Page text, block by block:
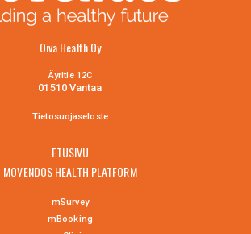
Oiva Health Oy
Äyritie 12C
01510 Vantaa
Tietosuojaselo ste
ETUSIVU
MOVENDOS HEALTH PLATFORM
mSurvey
mBooking